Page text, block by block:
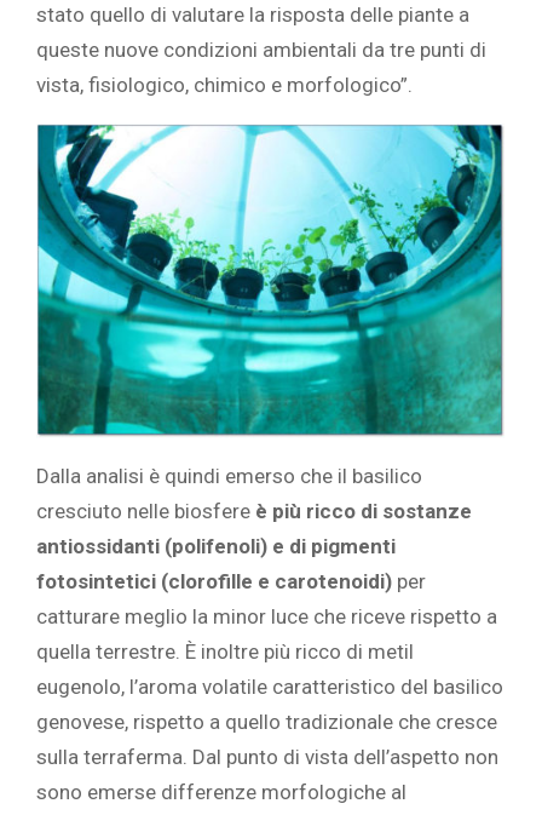
stato quello di valutare la risposta delle piante a
queste nuove condizioni ambientali da tre punti di
vista, fisiologico, chimico e morfologico”.
Dalla analisi è quindi emerso che il basilico
cresciuto nelle biosfere è più ricco di sostanze
antiossidanti (polifenoli) e di pigmenti
fotosintetici (clorofille e carotenoidi) per
catturare meglio la minor luce che riceve rispetto a
quella terrestre. È inoltre più ricco di metil
eugenolo, l’aroma volatile caratteristico del basilico
genovese, rispetto a quello tradizionale che cresce
sulla terraferma. Dal punto di vista dell’aspetto non
sono emerse differenze morfologiche al